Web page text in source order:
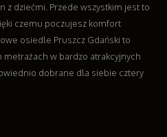
Sklepy
Metalowy
z dziećmi. Przede wszystkim jest to
czemu poczujesz komfort
osiedle Pruszcz Gdański to
w bardzo atrakcyjnych
dobrane dla siebie cztery